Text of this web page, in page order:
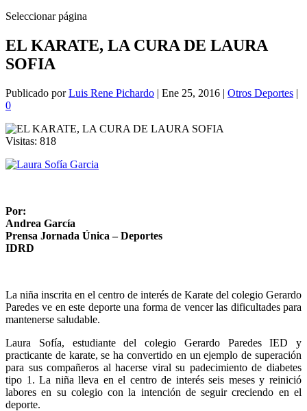
Seleccionar página
EL KARATE, LA CURA DE LAURA
SOFIA
Publicado porLuis Rene Pichardo | Ene 25, 2016 | Otros Deportes |
0
Visitas: 818
Por:
Andrea García
Prensa Jornada Única – Deportes
IDRD
La niña inscrita en el centro de interés de Karate del colegio Gerardo
Paredes ve en este deporte una forma de vencer las dificultades para
mantenerse saludable.
Laura Sofía, estudiante del colegio Gerardo Paredes IED y
practicante de karate, se ha convertido en un ejemplo de superación
para sus compañeros al hacerse viral su padecimiento de diabetes
tipo 1. La niña lleva en el centro de interés seis meses y reinició
labores en su colegio con la intención de seguir creciendo en el
deporte.